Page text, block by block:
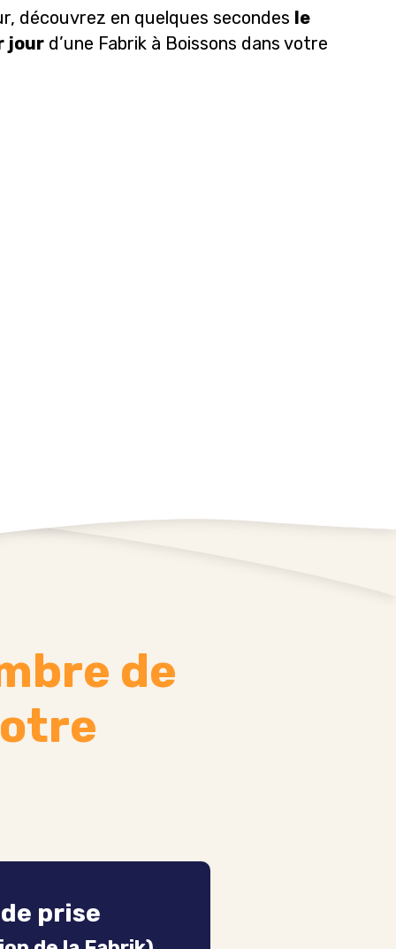
découvrez en quelques secondes le
jour d’une Fabrik à Boissons dans votre
de
prise